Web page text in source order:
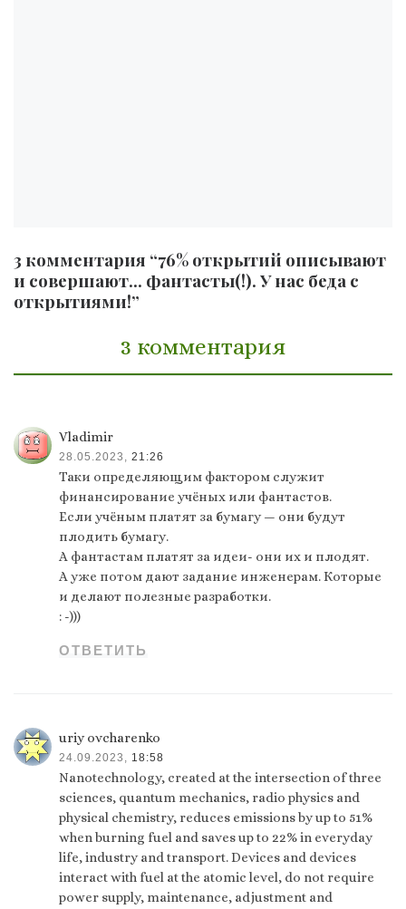
3 комментария “76% открытий описывают
и совершают… фантасты(!). У нас беда с
открытиями!”
3 комментария
Vladimir
28.05.2023, 21:26
Таки определяющим фактором служит
финансирование учёных или фантастов.
Если учёным платят за бумагу — они будут
плодить бумагу.
А фантастам платят за идеи- они их и плодят.
А уже потом дают задание инженерам. Которые
и делают полезные разработки.
: -)))
ОТВЕТИТЬ
uriy ovcharenko
24.09.2023, 18:58
Nanotechnology, created at the intersection of three
sciences, quantum mechanics, radio physics and
physical chemistry, reduces emissions by up to 51%
when burning fuel and saves up to 22% in everyday
life, industry and transport. Devices and devices
interact with fuel at the atomic level, do not require
power supply, maintenance, adjustment and